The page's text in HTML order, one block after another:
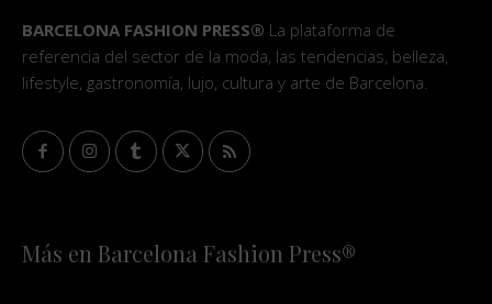
BARCELONA FASHION PRESS® La plataforma de
referencia del sector de la moda, las tendencias, belleza,
lifestyle, gastronomía, lujo, cultura y arte de Barcelona.
Más en Barcelona Fashion Press®